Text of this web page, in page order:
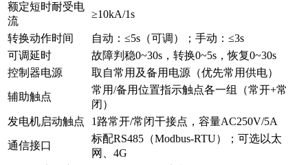
额定短时耐受电
流
≥10kA/1s
转换动作时间
自动：≤5s（可调）；手动：≤3s
可调延时
故障判稳0~30s，转换0~5s，恢复0~30s
控制器电源
取自常用及备用电源（优先常用供电）
辅助触点
常用/备用位置指示触点各一组（常开+常
闭）
发电机启动触点
1路常开/常闭干接点，容量AC250V/5A
通信接口
标配RS485（Modbus-RTU）；可选以太
网、4G